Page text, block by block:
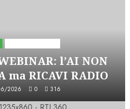
l’AI NON
ma RICAVI RADIO
2026 0 316